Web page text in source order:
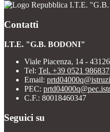
I.T.E.
Contatti
I.T.E. "G.B. BODONI"
Viale Piacenza, 14 -
Tel: Tel. +39 0521 986837
Email:
PEC:
C.F.: 80018460347
Seguici su